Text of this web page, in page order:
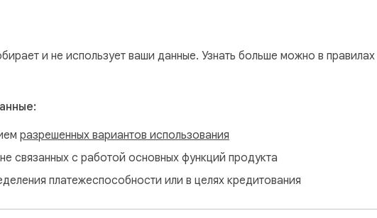
и не использует ваши данные. Узнать больше можно в
разрешенных вариантов использования
связанных с работой основных функций продукта
платежеспособности или в целях кредитования